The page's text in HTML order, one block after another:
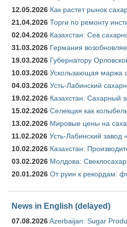
12.05.2026 Как растет рынок
21.04.2026 Торги по ремонту
02.04.2026 Казахстан: Сев
31.03.2026 Германия
19.03.2026 Губернатору
10.03.2026 Ускользающая маржа
04.03.2026 Усть-Лабинский
19.02.2026 Казахстан: Сахарный
15.02.2026 Селекция как
13.02.2026 Мировые цены на
11.02.2026 Усть-Лабинский завод
10.02.2026 Казахстан:
03.02.2026 Молдова:
20.01.2026 От руин к рекордам:
News in English (delayed)
07.08.2026Azerbaijan: Sugar